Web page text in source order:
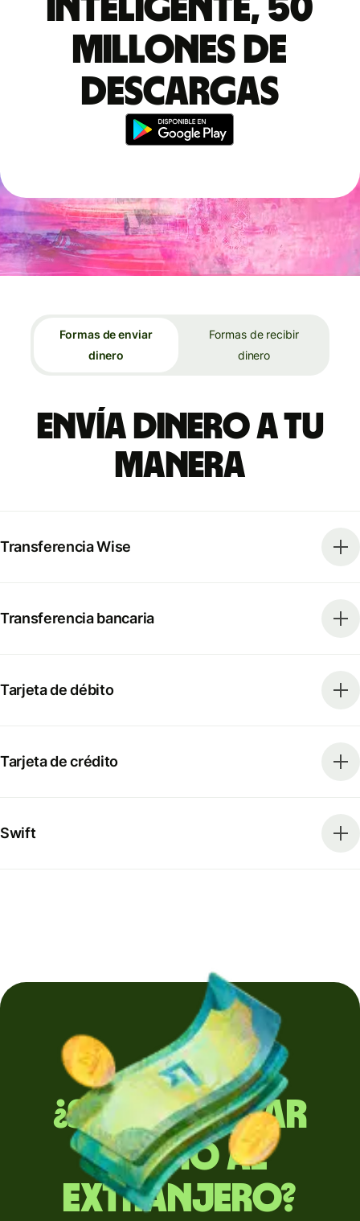
inteligente, 50
millones de
descargas
Formas de enviar
dinero
Formas de recibir
dinero
Envía dinero a tu
manera
Transferencia Wise
Transferencia bancaria
Tarjeta de débito
Tarjeta de crédito
Swift
¿Sueles enviar
dinero al
extranjero?